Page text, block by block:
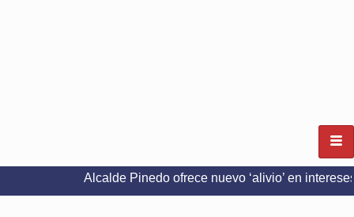
Alcalde Pinedo ofrece nuevo ‘alivio’ en intereses del